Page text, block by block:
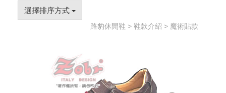
選擇排序方式
路豹休閒鞋 > 鞋款介紹 > 魔術貼款